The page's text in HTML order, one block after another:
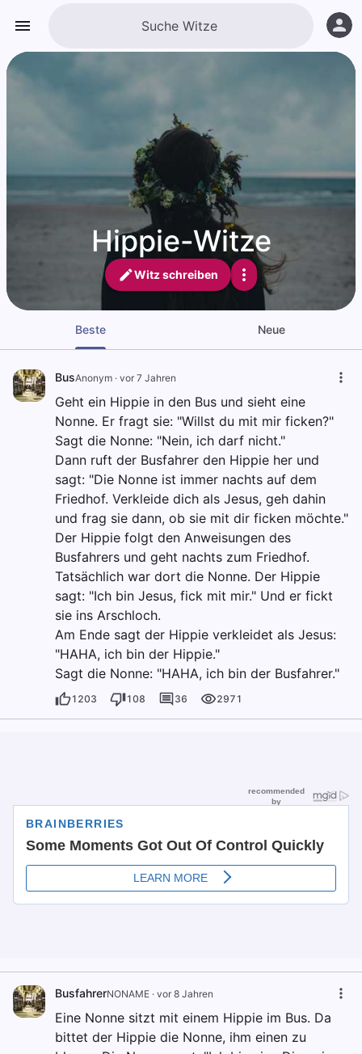
Hippie-Witze
Witz schreiben
Beste Neue
BusAnonym · vor 7 Jahren
Geht ein Hippie in den Bus und sieht eine
Nonne. Er fragt sie: "Willst du mit mir ficken?"
Sagt die Nonne: "Nein, ich darf nicht."
Dann ruft der Busfahrer den Hippie her und
sagt: "Die Nonne ist immer nachts auf dem
Friedhof. Verkleide dich als Jesus, geh dahin
und frag sie dann, ob sie mit dir ficken möchte."
Der Hippie folgt den Anweisungen des
Busfahrers und geht nachts zum Friedhof.
Tatsächlich war dort die Nonne. Der Hippie
sagt: "Ich bin Jesus, fick mit mir." Und er fickt
sie ins Arschloch.
Am Ende sagt der Hippie verkleidet als Jesus:
"HAHA, ich bin der Hippie."
Sagt die Nonne: "HAHA, ich bin der Busfahrer."
1203 108 36 2971
BusfahrerNONAME · vor 8 Jahren
Eine Nonne sitzt mit einem Hippie im Bus. Da
bittet der Hippie die Nonne, ihm einen zu